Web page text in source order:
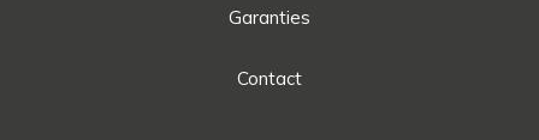
Garanties
Contact